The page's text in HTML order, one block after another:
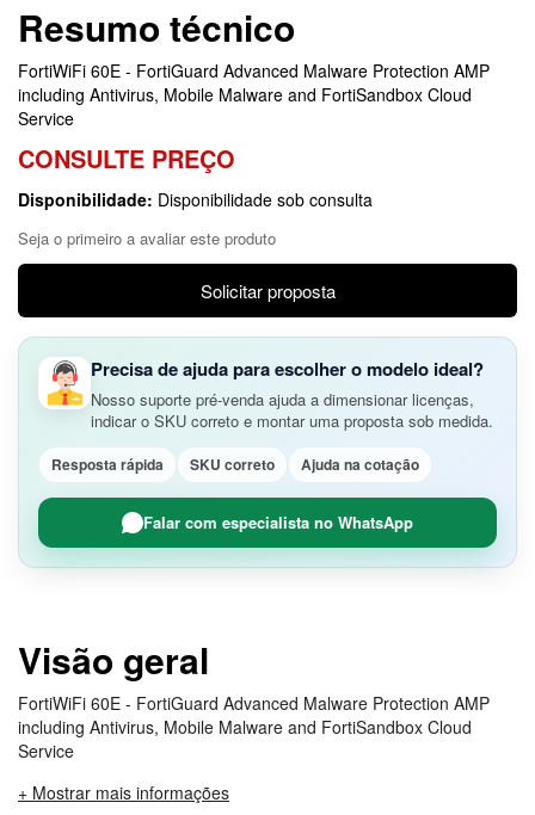
Resumo técnico
FortiWiFi 60E - FortiGuard Advanced Malware Protection AMP
including Antivirus, Mobile Malware and FortiSandbox Cloud
Service
CONSULTE PREÇO
Disponibilidade: Disponibilidade sob consulta
Seja o primeiro a avaliar este produto
Solicitar proposta
Precisa de ajuda para escolher o modelo ideal?
Nosso suporte pré-venda ajuda a dimensionar licenças,
indicar o SKU correto e montar uma proposta sob medida.
Resposta rápida SKU correto Ajuda na cotação
Falar com especialista no WhatsApp
Visão geral
FortiWiFi 60E - FortiGuard Advanced Malware Protection AMP
including Antivirus, Mobile Malware and FortiSandbox Cloud
Service
+ Mostrar mais informações